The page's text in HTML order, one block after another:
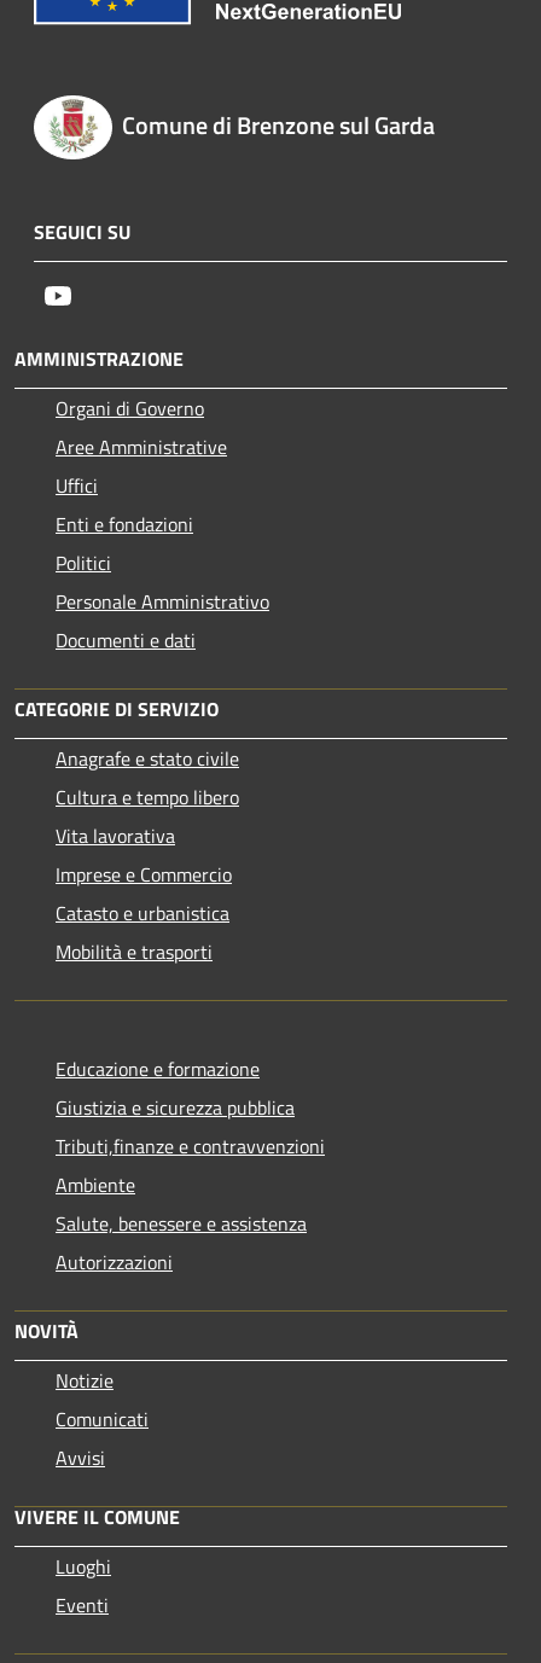
Comune di Brenzone sul Garda
SEGUICI SU
AMMINISTRAZIONE
Organi di Governo
Aree Amministrative
Uffici
Enti e fondazioni
Politici
Personale Amministrativo
Documenti e dati
CATEGORIE DI SERVIZIO
Anagrafe e stato civile
Cultura e tempo libero
Vita lavorativa
Imprese e Commercio
Catasto e urbanistica
Mobilità e trasporti
Educazione e formazione
Giustizia e sicurezza pubblica
Tributi,finanze e contravvenzioni
Ambiente
Salute, benessere e assistenza
Autorizzazioni
NOVITÀ
Notizie
Comunicati
Avvisi
VIVERE IL COMUNE
Luoghi
Eventi